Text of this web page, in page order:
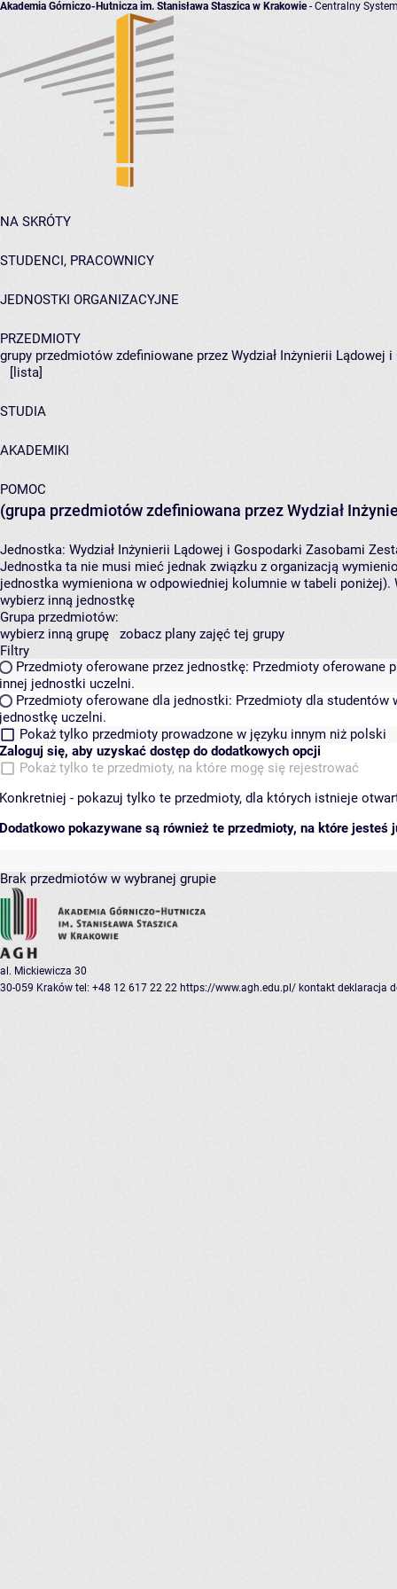
Akademia Górniczo-Hutnicza im. Stanisława Staszica w Krakowie- Centralny
NA SKRÓTY
STUDENCI, PRACOWNICY
JEDNOSTKI ORGANIZACYJNE
PRZEDMIOTY
grupy przedmiotów zdefiniowane przez Wydział Inżynierii Lądowej
[lista]
STUDIA
AKADEMIKI
POMOC
(grupa przedmiotów zdefiniowana przez Wydział
Jednostka: Wydział Inżynierii Lądowej i Gospodarki Zasobami
Jednostka ta nie musi mieć jednak związku z organizacją
jednostka wymieniona w odpowiedniej kolumnie w tabeli
wybierz inną jednostkę
Grupa przedmiotów:
wybierz inną grupę
zobacz plany zajęć tej grupy
Filtry
Przedmioty oferowane przez jednostkę: Przedmioty oferowane
innej jednostki uczelni.
Przedmioty oferowane dla jednostki: Przedmioty dla studentów
jednostkę uczelni.
Pokaż tylko przedmioty prowadzone w języku innym niż polski
Zaloguj się, aby uzyskać dostęp do dodatkowych opcji
Pokaż tylko te przedmioty, na które mogę się rejestrować
Konkretniej - pokazuj tylko te przedmioty, dla których istnieje
Dodatkowo pokazywane są również te przedmioty, na które jesteś
Brak przedmiotów w wybranej grupie
al. Mickiewicza 30
30-059 Kraków tel: +48 12 617 22 22 https://www.agh.edu.pl/ kontakt deklaracja